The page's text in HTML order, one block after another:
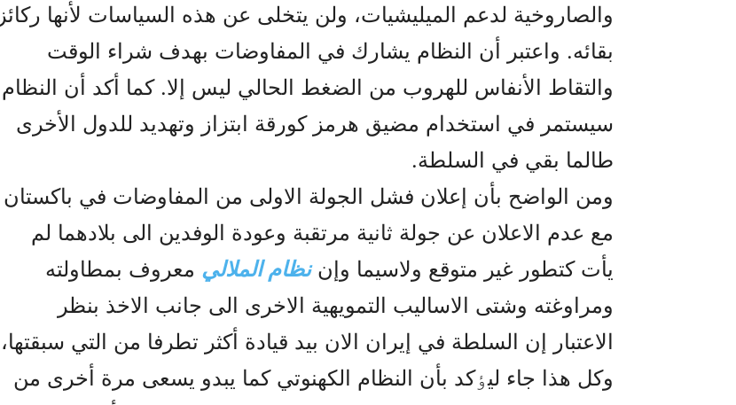
والصاروخية لدعم الميليشيات، ولن يتخلى عن هذه السياسات لأنها ركائز
بقائه. واعتبر أن النظام يشارك في المفاوضات بهدف شراء الوقت
والتقاط الأنفاس للهروب من الضغط الحالي ليس إلا. كما أكد أن النظام
سيستمر في استخدام مضيق هرمز كورقة ابتزاز وتهديد للدول الأخرى
طالما بقي في السلطة.
ومن الواضح بأن إعلان فشل الجولة الاولى من المفاوضات في باکستان
مع عدم الاعلان عن جولة ثانية مرتقبة وعودة الوفدين الى بلادهما لم
يأت کتطور غير متوقع ولاسيما وإننظام الملالي معروف بمطاولته
ومراوغته وشتى الاساليب التمويهية الاخرى الى جانب الاخذ بنظر
الاعتبار إن السلطة في إيران الان بيد قيادة أکثر تطرفا من التي سبقتها،
وکل هذا جاء ليٶکد بأن النظام الکهنوتي کما يبدو يسعى مرة أخرى من